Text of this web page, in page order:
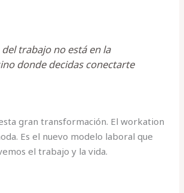
trabajo no está en la
donde decidas conectarte
gran transformación. El workation
Es el nuevo modelo laboral que
el trabajo y la vida.